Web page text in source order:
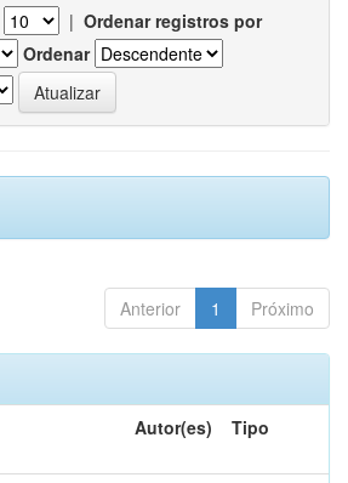
| Ordenar registros por
Ordenar
Anterior 1 Próximo
Autor(es) Tipo